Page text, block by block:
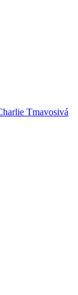
Tmavosivá